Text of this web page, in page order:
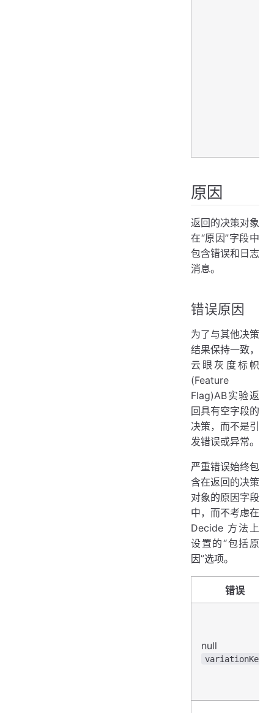
原因
返回的决策对象
在“原因”字段中
包含错误和日志
消息。
错误原因
为了与其他决策
结果保持一致，
云眼灰度标帜
(Feature
Flag)AB实验返
回具有空字段的
决策，而不是引
发错误或异常。
严重错误始终包
含在返回的决策
对象的原因字段
中，而不考虑在
Decide 方法上
设置的“包括原
因”选项。
错误
null
variationKey